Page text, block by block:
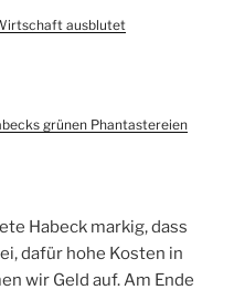
ausblutet
grünen Phantastereien
Habeck markig, dass
dafür hohe Kosten in
wir Geld auf. Am Ende